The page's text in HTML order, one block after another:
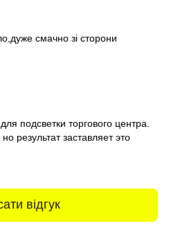
смачно зі сторони
подсветки торгового центра.
результат заставляет это
відгук